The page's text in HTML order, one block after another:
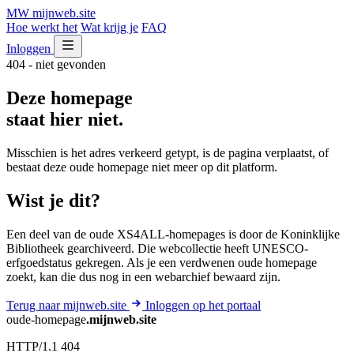
MW mijnweb.site
Hoe werkt het Wat krijg je FAQ
Inloggen
404 - niet gevonden
Deze homepage
staat hier niet.
Misschien is het adres verkeerd getypt, is de pagina verplaatst, of
bestaat deze oude homepage niet meer op dit platform.
Wist je dit?
Een deel van de oude XS4ALL-homepages is door de Koninklijke
Bibliotheek gearchiveerd. Die webcollectie heeft UNESCO-
erfgoedstatus gekregen. Als je een verdwenen oude homepage
zoekt, kan die dus nog in een webarchief bewaard zijn.
Terug naar mijnweb.site
Inloggen op het portaal
oude-homepage.mijnweb.site
HTTP/1.1 404